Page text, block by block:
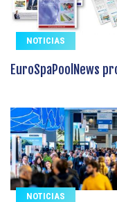
NOTICIAS
EuroSpaPoolNews
NOTICIAS